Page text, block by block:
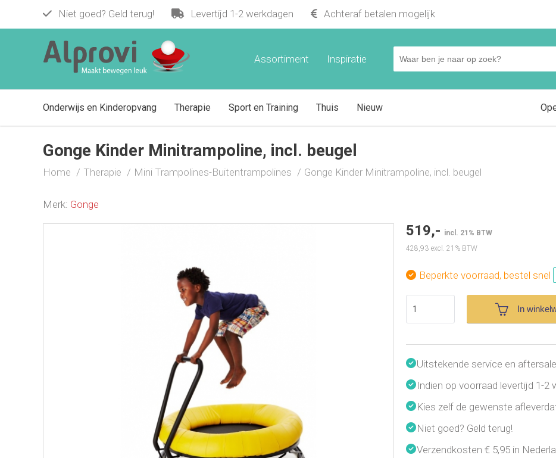
Niet goed? Geld terug! Levertijd 1-2 werkdagen Achteraf betalen mogelijk
Inspiratie
Assortiment
Onderwijs en Kinderopvang Therapie Sport en Training Thuis Nieuw
Gonge Kinder Minitrampoline, incl. beugel
Home Therapie Mini Trampolines-Buitentrampolines Gonge Kinder Minitrampoline, incl. beugel
Merk: Gonge
519,- incl. 21% BTW
428,93 excl. 21% BTW
Beperkte voorraad, bestel snel
In
Uitstekende service en
Indien op voorraad levertijd 1-2
Kies zelf de gewenste
Niet goed? Geld terug!
Verzendkosten € 5,95 in
Gonge Kinder Minitrampoline, incl. beugel
€ 519,00